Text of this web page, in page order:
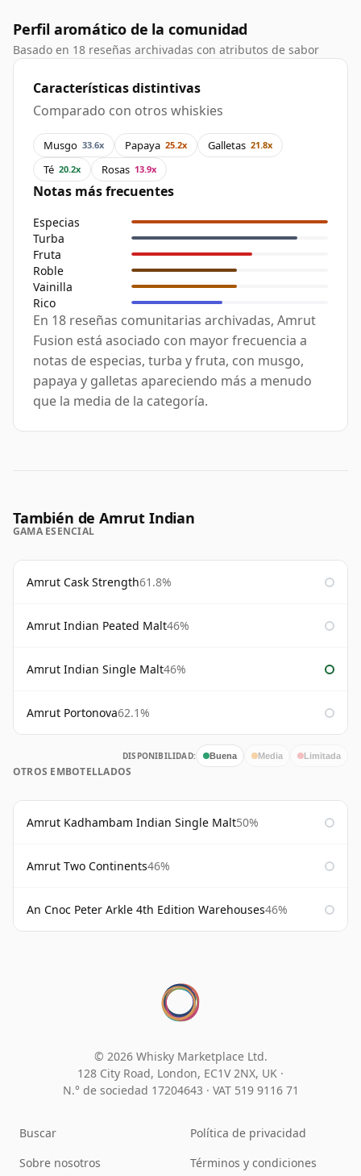
Perfil aromático de la comunidad
Basado en 18 reseñas archivadas con atributos de sabor
Características distintivas
Comparado con otros whiskies
Musgo 33.6x Papaya 25.2x Galletas 21.8x
Té 20.2x Rosas 13.9x
Notas más frecuentes
Especias
Turba
Fruta
Roble
Vainilla
Rico
En 18 reseñas comunitarias archivadas, Amrut
Fusion está asociado con mayor frecuencia a
notas de especias, turba y fruta, con musgo,
papaya y galletas apareciendo más a menudo
que la media de la categoría.
También de Amrut Indian
GAMA ESENCIAL
Amrut Cask Strength61.8%
Amrut Indian Peated Malt46%
Amrut Indian Single Malt46%
Amrut Portonova62.1%
DISPONIBILIDAD: Buena Media Limitada
OTROS EMBOTELLADOS
Amrut Kadhambam Indian Single Malt50%
Amrut Two Continents46%
An Cnoc Peter Arkle 4th Edition Warehouses46%
© 2026 Whisky Marketplace Ltd.
128 City Road, London, EC1V 2NX, UK ·
N.° de sociedad 17204643 · VAT 519 9116 71
Buscar
Sobre nosotros
Política de privacidad
Términos y condiciones